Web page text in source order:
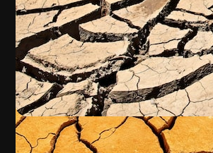
Copyright © 2010- 2026Freepik